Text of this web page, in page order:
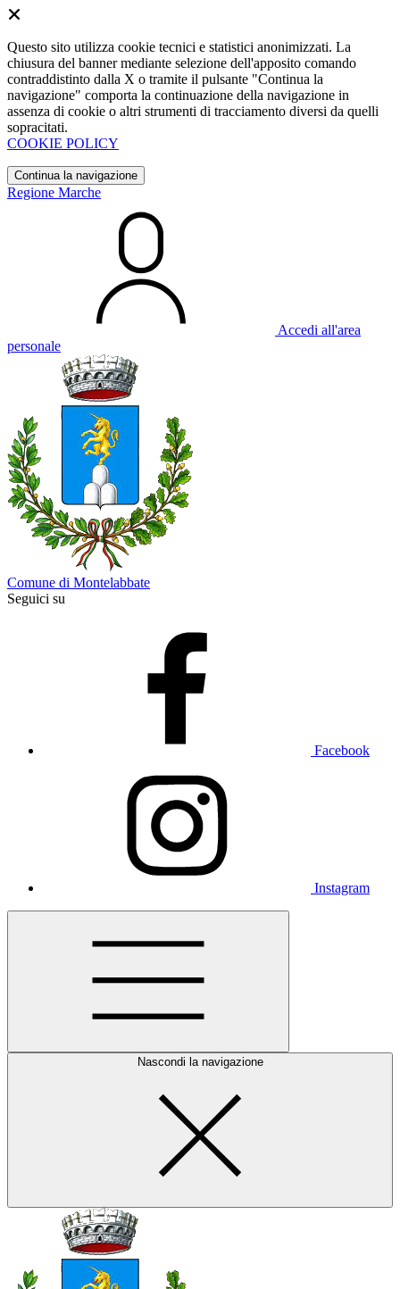
Questo sito utilizza cookie tecnici e statistici anonimizzati. La
chiusura del banner mediante selezione dell'apposito comando
contraddistinto dalla X o tramite il pulsante "Continua la
navigazione" comporta la continuazione della navigazione in
assenza di cookie o altri strumenti di tracciamento diversi da quelli
sopracitati.
COOKIE POLICY
Continua la navigazione
Regione Marche
Accedi all'area
personale
Comune di Montelabbate
Seguici su
Facebook
Instagram
Nascondi la navigazione